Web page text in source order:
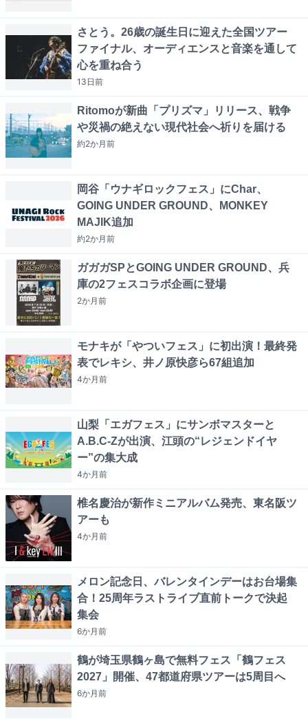
さとう。26歳の誕生日に迎えた全国ツアー
ファイナル、オーディエンスと音楽を通して
心を重ね合う
13日前
Ritomoが新曲「プリズマ」リリース、戦争
や災禍の絶えない現代社会へ祈りを届ける
約2か月前
岡谷「ウナギロックフェス」にChar、
GOING UNDER GROUND、MONKEY
MAJIK追加
約2か月前
ガガガSPとGOING UNDER GROUND、兵
庫の2フェスコラボ企画に登場
2か月前
モナキが「やついフェス」に初出演！最終発
表でレキシ、井ノ原快彦ら67組追加
4か月前
山梨「エガフェス」にサンボマスターと
A.B.C-Zが出演、江頭の“レジェンドイヤ
ー”の集大成
4か月前
椎名慶治が新作ミニアルバム発売、東名阪ツ
アーも
4か月前
メロン記念日、バレンタインデーはお台場集
合！25周年ラストライブ直前トークで決起
集会
6か月前
鶴が埼玉県鶴ヶ島で無料フェス「鶴フェス
2027」開催、47都道府県ツアーは5周目へ
6か月前